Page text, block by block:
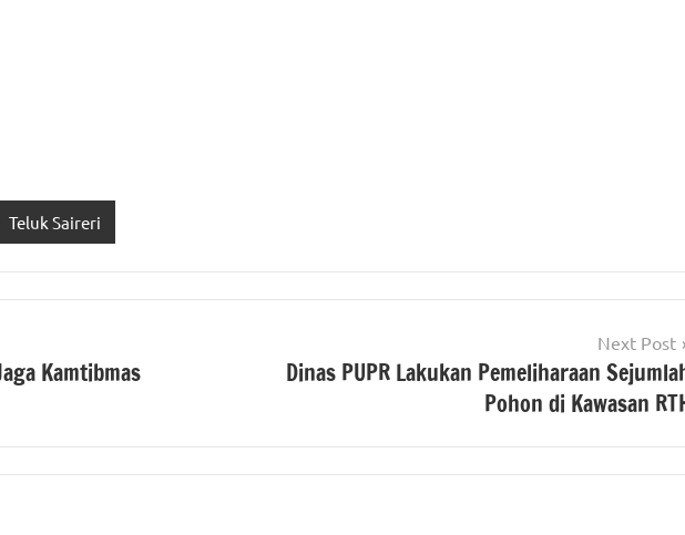
Teluk Saireri
Kamtibmas
Next Post
Dinas PUPR Lakukan Pemeliharaan
Pohon di Kawasan